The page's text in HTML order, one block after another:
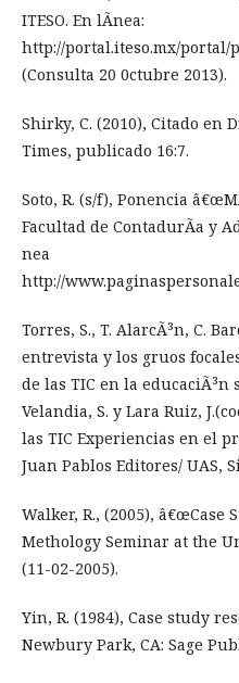
ITESO. En lÃ­nea:
http://portal.iteso.mx/portal/
(Consulta 20 0ctubre 2013).
Shirky, C. (2010), Citado en
Times, publicado 16:7.
Soto, R. (s/f), Ponencia
Facultad de ContadurÃ­a y
nea
http://
Torres, S., T. AlarcÃ³n, C.
entrevista y los gruos
de las TIC en la
Velandia, S. y Lara Ruiz,
las TIC Experiencias en el
Juan Pablos Editores/ UAS,
Walker, R., (2005), â€œCase
Methology Seminar at the
(11-02-2005).
Yin, R. (1984), Case study
Newbury Park, CA: Sage